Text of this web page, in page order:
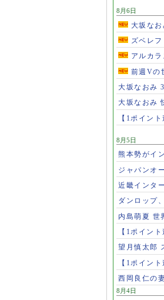
8月6日
大坂な
ズベレ
アルカ
前週Vの
大坂なおみ
大坂なおみ
【1ポイン
8月5日
熊本勢がイ
ジャパンオ
近畿インタ
ダンロップ
内島萌夏 世
【1ポイン
望月慎太郎
【1ポイン
西岡良仁の
8月4日